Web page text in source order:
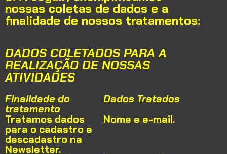
nossas coletas de dados e a
finalidade de nossos tratamentos:
DADOS COLETADOS PARA A
REALIZAÇÃO DE NOSSAS
ATIVIDADES
Finalidade do
tratamento
Dados Tratados
Tratamos dados
para o cadastro e
descadastro na
Newsletter.
Nome e e-mail.